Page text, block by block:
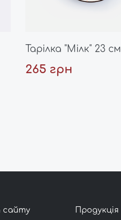
Тарілка "Мілк" 23 см
265 грн
сайту Продукція